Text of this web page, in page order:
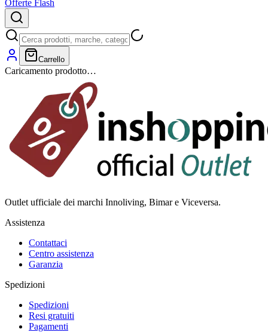
Offerte Flash
Carrello
Caricamento prodotto…
Outlet ufficiale dei marchi Innoliving, Bimar e Viceversa.
Assistenza
Contattaci
Centro assistenza
Garanzia
Spedizioni
Spedizioni
Resi gratuiti
Pagamenti